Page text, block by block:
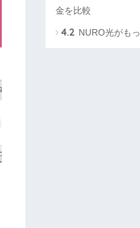
金を比較
4.2 NURO光がも